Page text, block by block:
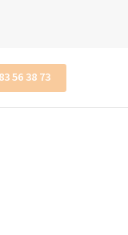
56 38 73